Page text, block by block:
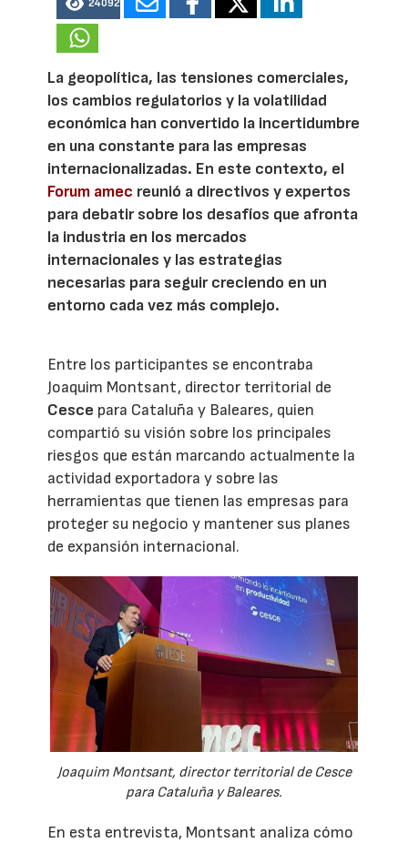
24092
La geopolítica, las tensiones comerciales,
los cambios regulatorios y la volatilidad
económica han convertido la incertidumbre
en una constante para las empresas
internacionalizadas. En este contexto, el
Forum amec reunió a directivos y expertos
para debatir sobre los desafíos que afronta
la industria en los mercados
internacionales y las estrategias
necesarias para seguir creciendo en un
entorno cada vez más complejo.
Entre los participantes se encontraba
Joaquim Montsant, director territorial de
Cesce para Cataluña y Baleares, quien
compartió su visión sobre los principales
riesgos que están marcando actualmente la
actividad exportadora y sobre las
herramientas que tienen las empresas para
proteger su negocio y mantener sus planes
de expansión internacional.
Joaquim Montsant, director territorial de Cesce
para Cataluña y Baleares.
En esta entrevista, Montsant analiza cómo